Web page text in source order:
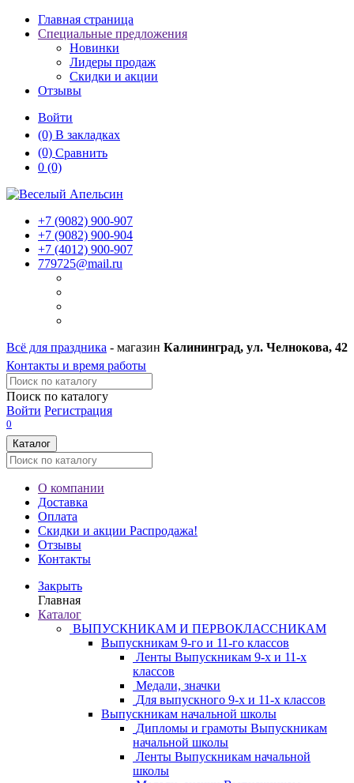
Главная страница
Специальные предложения
Новинки
Лидеры продаж
Скидки и акции
Отзывы
Войти
(0) В закладках
(0) Сравнить
0 (0)
+7 (9082) 900-907
+7 (9082) 900-904
+7 (4012) 900-907
779725@mail.ru
Всё для праздника - магазин Калининград, ул. Челнокова, 42
Контакты и время работы
Поиск по каталогу
Войти Регистрация
0
Каталог
О компании
Доставка
Оплата
Скидки и акции Распродажа!
Отзывы
Контакты
Закрыть
Главная
Каталог
ВЫПУСКНИКАМ И ПЕРВОКЛАССНИКАМ
Выпускникам 9-го и 11-го классов
Ленты Выпускникам 9-х и 11-х
классов
Медали, значки
Для выпускного 9-х и 11-х классов
Выпускникам начальной школы
Дипломы и грамоты Выпускникам
начальной школы
Ленты Выпускникам начальной
школы